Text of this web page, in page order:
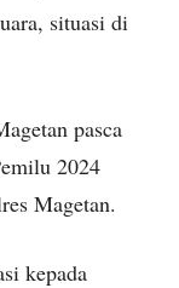
situasi di
pasca
2024
Magetan.
kepada